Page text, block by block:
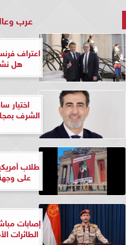
عرب
اعتراف
هل
اختيار
الشرف
طلاب
على
إصابات
الطائرات